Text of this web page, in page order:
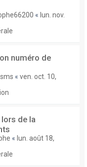
« lun. nov.
numéro de
« ven. oct. 10,
de la
« lun. août 18,